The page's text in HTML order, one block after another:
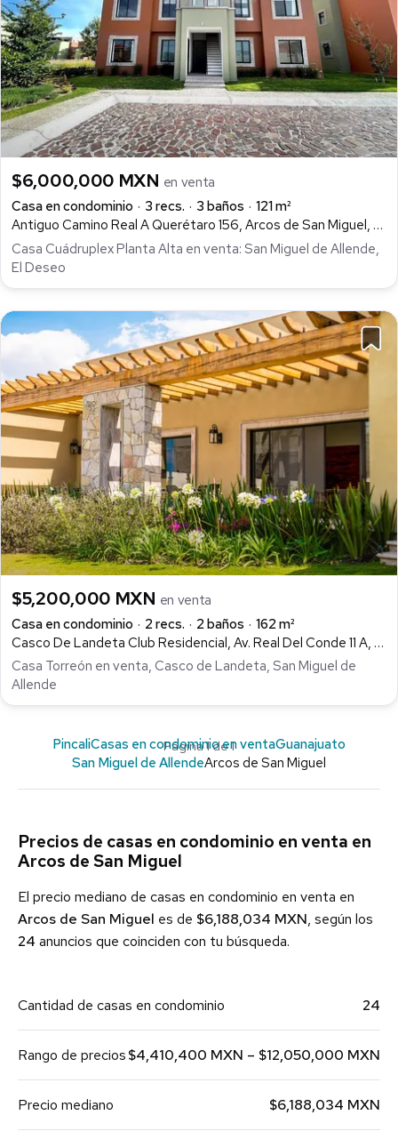
$6,000,000 MXN en venta
Casa en condominio
3 recs. 3 baños
121 m²
Antiguo Camino Real A Querétaro 156, Arcos de San Miguel, San Miguel de Allende
Casa Cuádruplex Planta Alta en venta: San Miguel de Allende,
El Deseo
$5,200,000 MXN en venta
Casa en condominio
2 recs. 2 baños
162 m²
Casco De Landeta Club Residencial, Av. Real Del Conde 11 A, Arcos de San Miguel, San Miguel de Allende
Casa Torreón en venta, Casco de Landeta, San Miguel de
Allende
Página 1 de 1
PincaliCasas en condominio en ventaGuanajuato
San Miguel de AllendeArcos de San Miguel
Precios de casas en condominio en venta en
Arcos de San Miguel
El precio mediano de casas en condominio en venta en
Arcos de San Miguel es de $6,188,034 MXN, según los
24 anuncios que coinciden con tu búsqueda.
Cantidad de casas en condominio 24
Rango de precios$4,410,400 MXN – $12,050,000 MXN
Precio mediano $6,188,034 MXN